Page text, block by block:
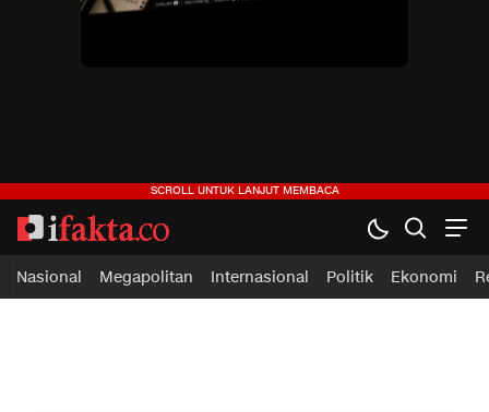
ifakta.co
#pastibenar
Nasional Megapolitan Internasional Politik Ekonomi